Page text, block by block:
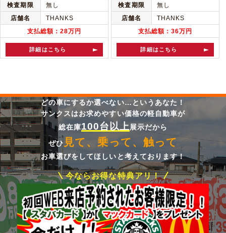
検査期限
無し
店舗名
THANKS
支払総額：28万円
詳細はこちら
検査期限
無し
店舗名
THANKS
支払総額：36万円
詳細はこちら
どの車にするか選べない…というあなた！
サンクスはお求めやすい価格の軽自動車が
総在庫100台以上展示だから
ぜひ見て、乗って、触って
お車選びをしてほしいと考えております！
今ならお得な特典アリ！